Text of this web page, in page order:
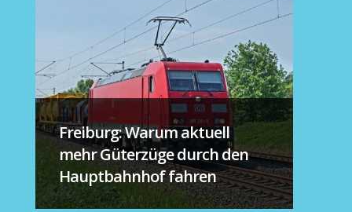
Freiburg: Warum aktuell
mehr Güterzüge durch den
Hauptbahnhof fahren